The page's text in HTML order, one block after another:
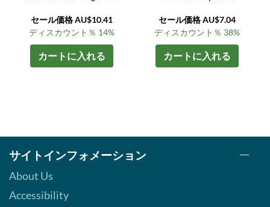
セール価格 AU$10.41
ディスカウント％ 14%
カートに入れる
セール価格 AU$7.04
ディスカウント％ 38%
カートに入れる
サイトインフォメーション
About Us
Accessibility